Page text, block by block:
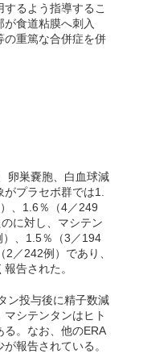
るよう指導するこ
食道粘膜へ刺入
の重篤な合併症を併
卵巣嚢胞、白血球減
プラセボ群では1.
、1.6％（4／249
に対し、マシテン
、1.5％（3／194
／242例）であり、
告された。
ン投与後に精子数減
シテンタンはヒト
る。なお、他のERA
報告されている。